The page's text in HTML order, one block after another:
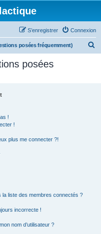
Connexion
S’enregistrer
posées fréquemment)
posées
!
!
plus me connecter ?!
la liste des membres connectés ?
incorrecte !
nom d’utilisateur ?